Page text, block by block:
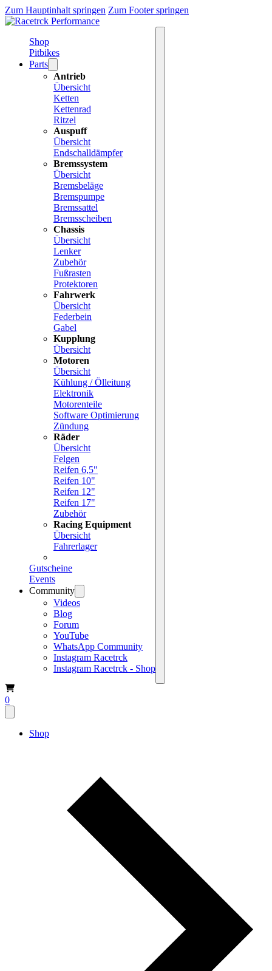
Zum Hauptinhalt springen Zum Footer springen
Shop
Pitbikes
Parts
Antrieb
Übersicht
Ketten
Kettenrad
Ritzel
Auspuff
Übersicht
Endschalldämpfer
Bremssystem
Übersicht
Bremsbeläge
Bremspumpe
Bremssattel
Bremsscheiben
Chassis
Übersicht
Lenker
Zubehör
Fußrasten
Protektoren
Fahrwerk
Übersicht
Federbein
Gabel
Kupplung
Übersicht
Motoren
Übersicht
Kühlung / Ölleitung
Elektronik
Motorenteile
Software Optimierung
Zündung
Räder
Übersicht
Felgen
Reifen 6,5"
Reifen 10"
Reifen 12"
Reifen 17"
Zubehör
Racing Equipment
Übersicht
Fahrerlager
Gutscheine
Events
Community
Videos
Blog
Forum
YouTube
WhatsApp Community
Instagram Racetrck
Instagram Racetrck - Shop
0
Shop